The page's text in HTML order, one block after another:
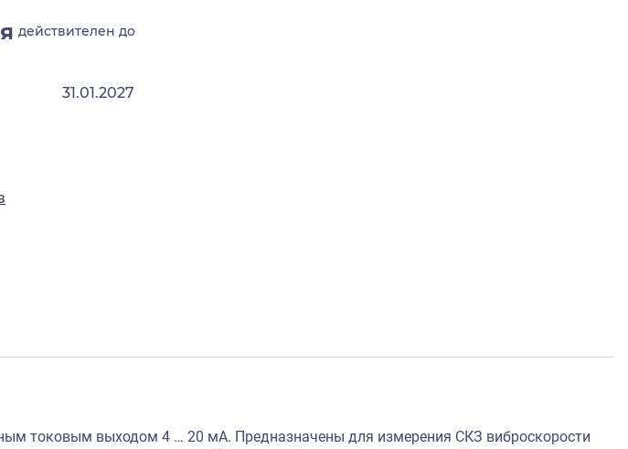
действителен до
31.01.2027
токовым выходом 4 … 20 мА. Предназначены для измерения СКЗ виброскорости